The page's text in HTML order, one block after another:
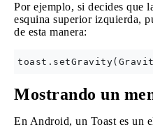
Por ejemplo, si decides que
esquina superior izquierda,
de esta manera:
Mostrando un
En Android, un Toast es un